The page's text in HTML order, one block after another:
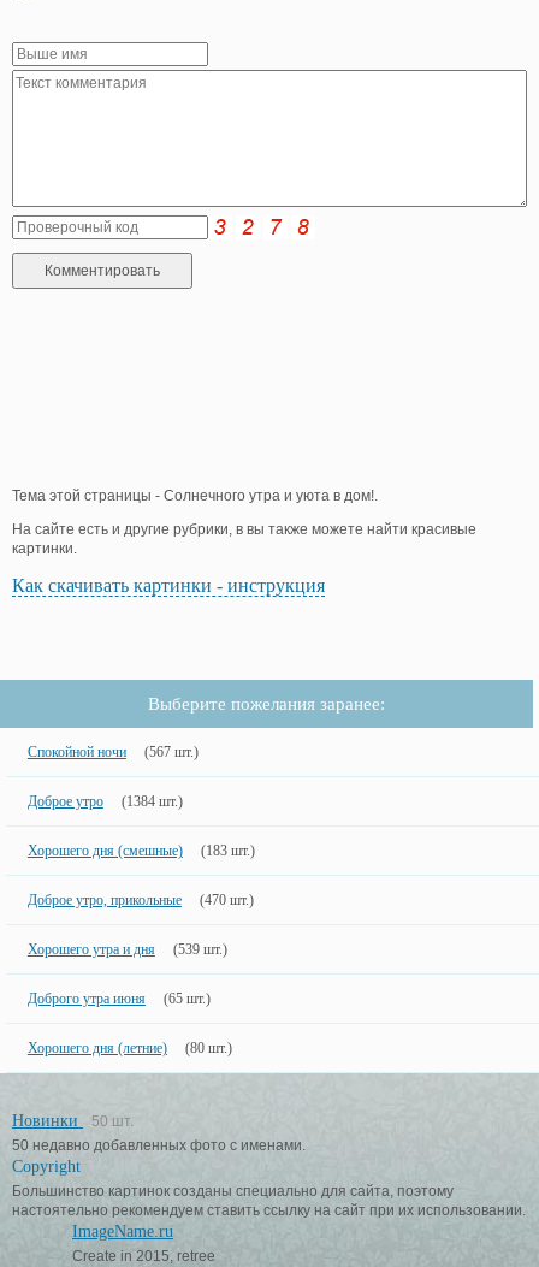
Тема этой страницы - Солнечного утра и уюта в дом!.
На сайте есть и другие рубрики, в вы также можете найти красивые
картинки.
Как скачивать картинки - инструкция
Выберите пожелания заранее:
Спокойной ночи (567 шт.)
Доброе утро (1384 шт.)
Хорошего дня (смешные) (183 шт.)
Доброе утро, прикольные (470 шт.)
Хорошего утра и дня (539 шт.)
Доброго утра июня (65 шт.)
Хорошего дня (летние) (80 шт.)
Новинки
50 шт.
50 недавно добавленных фото с именами.
Copyright
Большинство картинок созданы специально для сайта, поэтому
настоятельно рекомендуем ставить ссылку на сайт при их использовании.
ImageName.ru
Create in 2015, retree